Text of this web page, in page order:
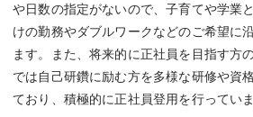
や日数の指定がないので、子育てや学業
けの勤務やダブルワークなどのご希望に
ます。また、将来的に正社員を目指す方
では自己研鑽に励む方を多様な研修や資
ており、積極的に正社員登用を行っていま